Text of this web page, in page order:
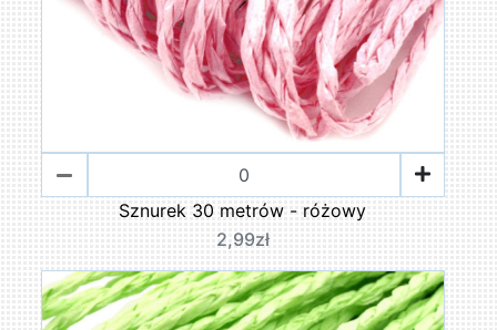
Sznurek 30 metrów - różowy
2,99zł